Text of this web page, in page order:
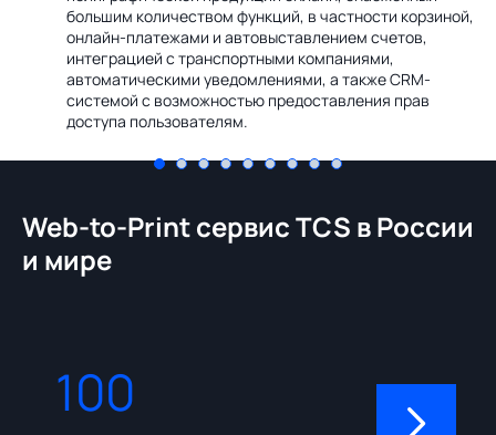
большим количеством функций, в частности корзиной,
онлайн-платежами и автовыставлением счетов,
интеграцией с транспортными компаниями,
автоматическими уведомлениями, а также CRM-
системой с возможностью предоставления прав
доступа пользователям.
Web-to-Print сервис TCS в России
и мире
100 310